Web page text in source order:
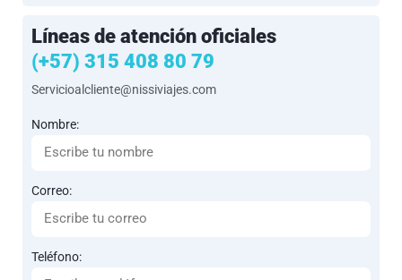
Líneas de atención oficiales
(+57) 315 408 80 79
Servicioalcliente@nissiviajes.com
Nombre:
Correo:
Teléfono: